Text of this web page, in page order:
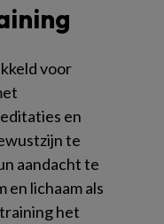
voor
en
te
aandacht te
en lichaam als
het